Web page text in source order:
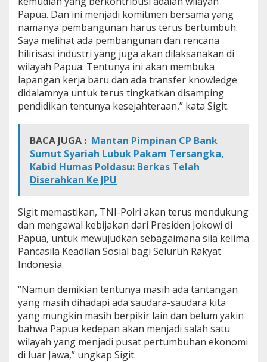
Papua. Dan ini menjadi komitmen bersama yang
namanya pembangunan harus terus bertumbuh.
Saya melihat ada pembangunan dan rencana
hilirisasi industri yang juga akan dilaksanakan di
wilayah Papua. Tentunya ini akan membuka
lapangan kerja baru dan ada transfer knowledge
didalamnya untuk terus tingkatkan disamping
pendidikan tentunya kesejahteraan,” kata Sigit.
BACA JUGA : Mantan Pimpinan CP Bank
Sumut Syariah Lubuk Pakam Tersangka,
Kabid Humas Poldasu: Berkas Telah
Diserahkan Ke JPU
Sigit memastikan, TNI-Polri akan terus mendukung
dan mengawal kebijakan dari Presiden Jokowi di
Papua, untuk mewujudkan sebagaimana sila kelima
Pancasila Keadilan Sosial bagi Seluruh Rakyat
Indonesia.
“Namun demikian tentunya masih ada tantangan
yang masih dihadapi ada saudara-saudara kita
yang mungkin masih berpikir lain dan belum yakin
bahwa Papua kedepan akan menjadi salah satu
wilayah yang menjadi pusat pertumbuhan ekonomi
di luar Jawa,” ungkap Sigit.